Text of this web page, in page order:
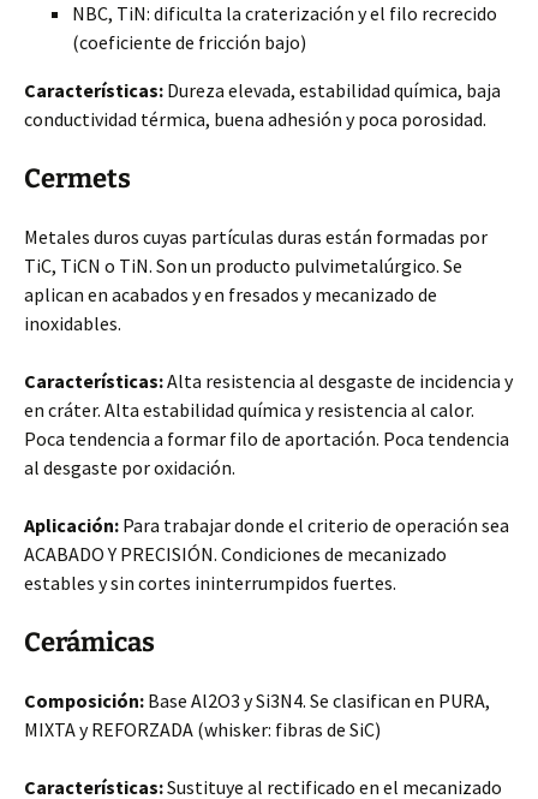
NBC, TiN: dificulta la craterización y el filo recrecido
(coeficiente de fricción bajo)
Características: Dureza elevada, estabilidad química, baja
conductividad térmica, buena adhesión y poca porosidad.
Cermets
Metales duros cuyas partículas duras están formadas por
TiC, TiCN o TiN. Son un producto pulvimetalúrgico. Se
aplican en acabados y en fresados y mecanizado de
inoxidables.
Características:Alta resistencia al desgaste de incidencia y
en cráter. Alta estabilidad química y resistencia al calor.
Poca tendencia a formar filo de aportación. Poca tendencia
al desgaste por oxidación.
Aplicación: Para trabajar donde el criterio de operación sea
ACABADO Y PRECISIÓN. Condiciones de mecanizado
estables y sin cortes ininterrumpidos fuertes.
Cerámicas
Composición: Base Al2O3 y Si3N4. Se clasifican en PURA,
MIXTA y REFORZADA (whisker: fibras de SiC)
Características:Sustituye al rectificado en el mecanizado